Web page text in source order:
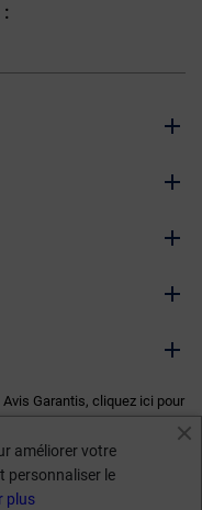
Garantis, cliquez ici pour
améliorer votre
personnaliser le
plus